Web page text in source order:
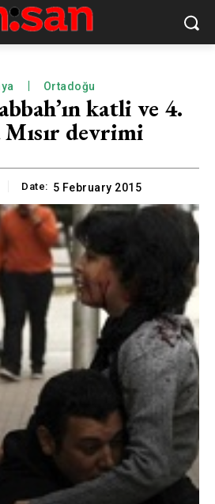
Ortadoğu
katli ve 4.
Mısır devrimi
Date: 5 February 2015